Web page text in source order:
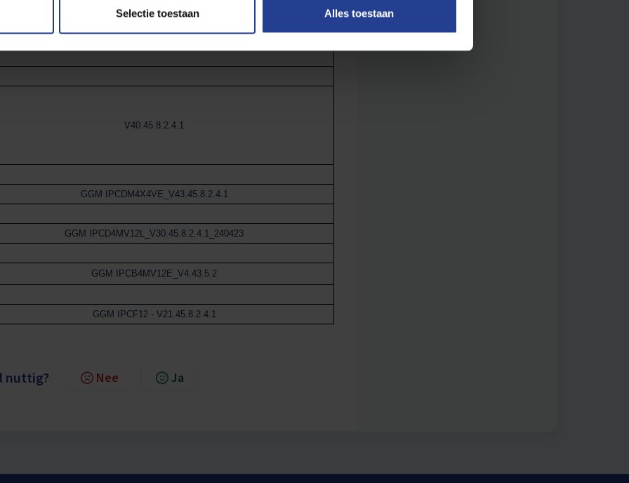
Selectie toestaan Alles toestaan
V40.45.8.2.4.1
GGM IPCDM4X4VE_V43.45.8.2.4.1
GGM IPCD4MV12L_V30.45.8.2.4.1_240423
GGM IPCB4MV12E_V4.43.5.2
GGM IPCF12 - V21.45.8.2.4.1
nuttig? Nee Ja